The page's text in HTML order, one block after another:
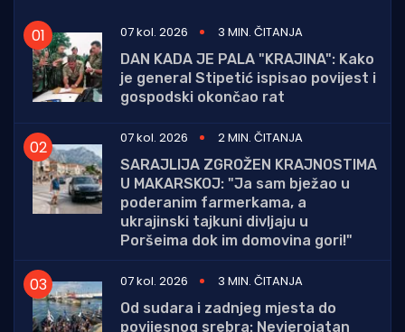
07 kol. 2026
3 MIN. ČITANJA
DAN KADA JE PALA "KRAJINA": Kako
je general Stipetić ispisao povijest i
gospodski okončao rat
07 kol. 2026
2 MIN. ČITANJA
SARAJLIJA ZGROŽEN KRAJNOSTIMA
U MAKARSKOJ: "Ja sam bježao u
poderanim farmerkama, a
ukrajinski tajkuni divljaju u
Poršeima dok im domovina gori!"
07 kol. 2026
3 MIN. ČITANJA
Od sudara i zadnjeg mjesta do
povijesnog srebra: Nevjerojatan